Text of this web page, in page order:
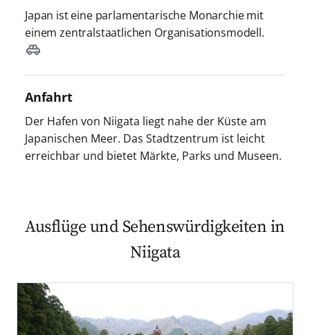
Japan ist eine parlamentarische Monarchie mit
einem zentralstaatlichen Organisationsmodell.
Anfahrt
Der Hafen von Niigata liegt nahe der Küste am
Japanischen Meer. Das Stadtzentrum ist leicht
erreichbar und bietet Märkte, Parks und Museen.
Ausflüge und Sehenswürdigkeiten in
Niigata